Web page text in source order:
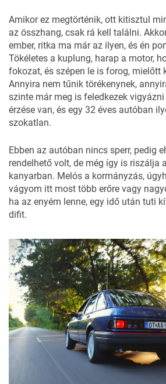
Amikor ez megtörténik, ott kitisztul
az összhang, csak rá kell találni.
ember, ritka ma már az ilyen, és én
Tökéletes a kuplung, harap a motor,
fokozat, és szépen le is forog, mielőtt
Annyira nem tűnik törékenynek,
szinte már meg is feledkezek
érzése van, és egy 32 éves autóban
szokatlan.
Ebben az autóban nincs sperr, pedig
rendelhető volt, de még így is riszálja
kanyarban. Melós a kormányzás,
vágyom itt most több erőre vagy
ha az enyém lenne, egy idő után tuti
difit.